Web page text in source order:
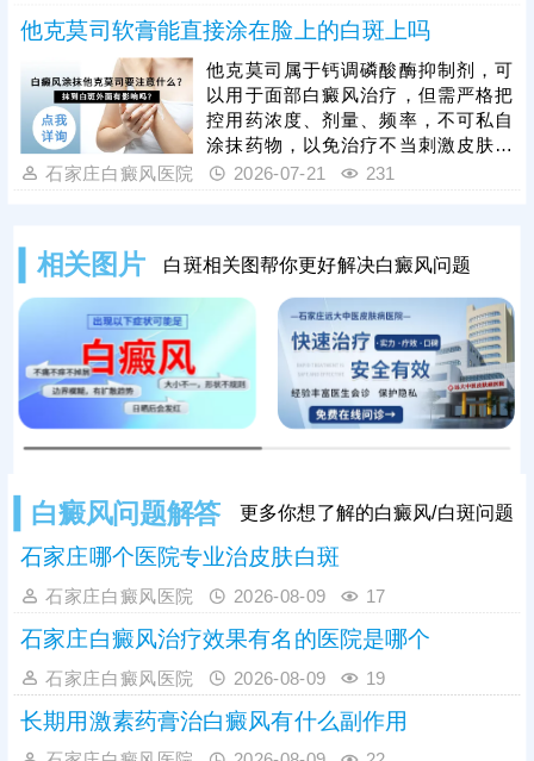
中断、暂停治疗，否则会导致黑色素
修复进程受阻，大幅延长治疗周期，
甚至造成病情反复。临床中可在医生
指导下搭配药物辅助治疗，加快肤色
恢复速度。同时，照光后的科学护理
必不可少，助力白斑快速复色。
他克莫司软膏能直接涂在脸上的白斑上吗
他克莫司属于钙调磷酸酶抑制剂，可
以用于面部白癜风治疗，但需严格把
控用药浓度、剂量、频率，不可私自
涂抹药物，以免治疗不当刺激皮肤。
而且白癜风病情复杂多变，并非所有
以照美国进口308激光，无痛无创，
激活患处酪氨酸酶活性，促进黑色素
再分泌，加快病情好转。
石家庄白癜风医院 2026-07-21 231
相关图片 白斑相关图帮你更好解决白癜风问题
白癜风问题解答 更多你想了解的白癜风/白斑问题
石家庄哪个医院专业治皮肤白斑
石家庄白癜风医院 2026-08-09 17
石家庄白癜风治疗效果有名的医院是哪个
石家庄白癜风医院 2026-08-09 19
长期用激素药膏治白癜风有什么副作用